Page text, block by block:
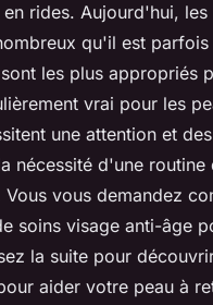
rides. Aujourd'hui, les
qu'il est
les plus appropriés
vrai pour les
une attention et
nécessité d'une routine
vous demandez
soins visage anti-âge
la suite pour
aider votre peau à